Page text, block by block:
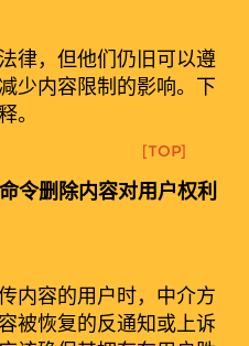
律，但他们仍旧可以遵
少内容限制的影响。下
。
[TOP]
令删除内容对用户权利
内容的用户时，中介方
被恢复的反通知或上诉